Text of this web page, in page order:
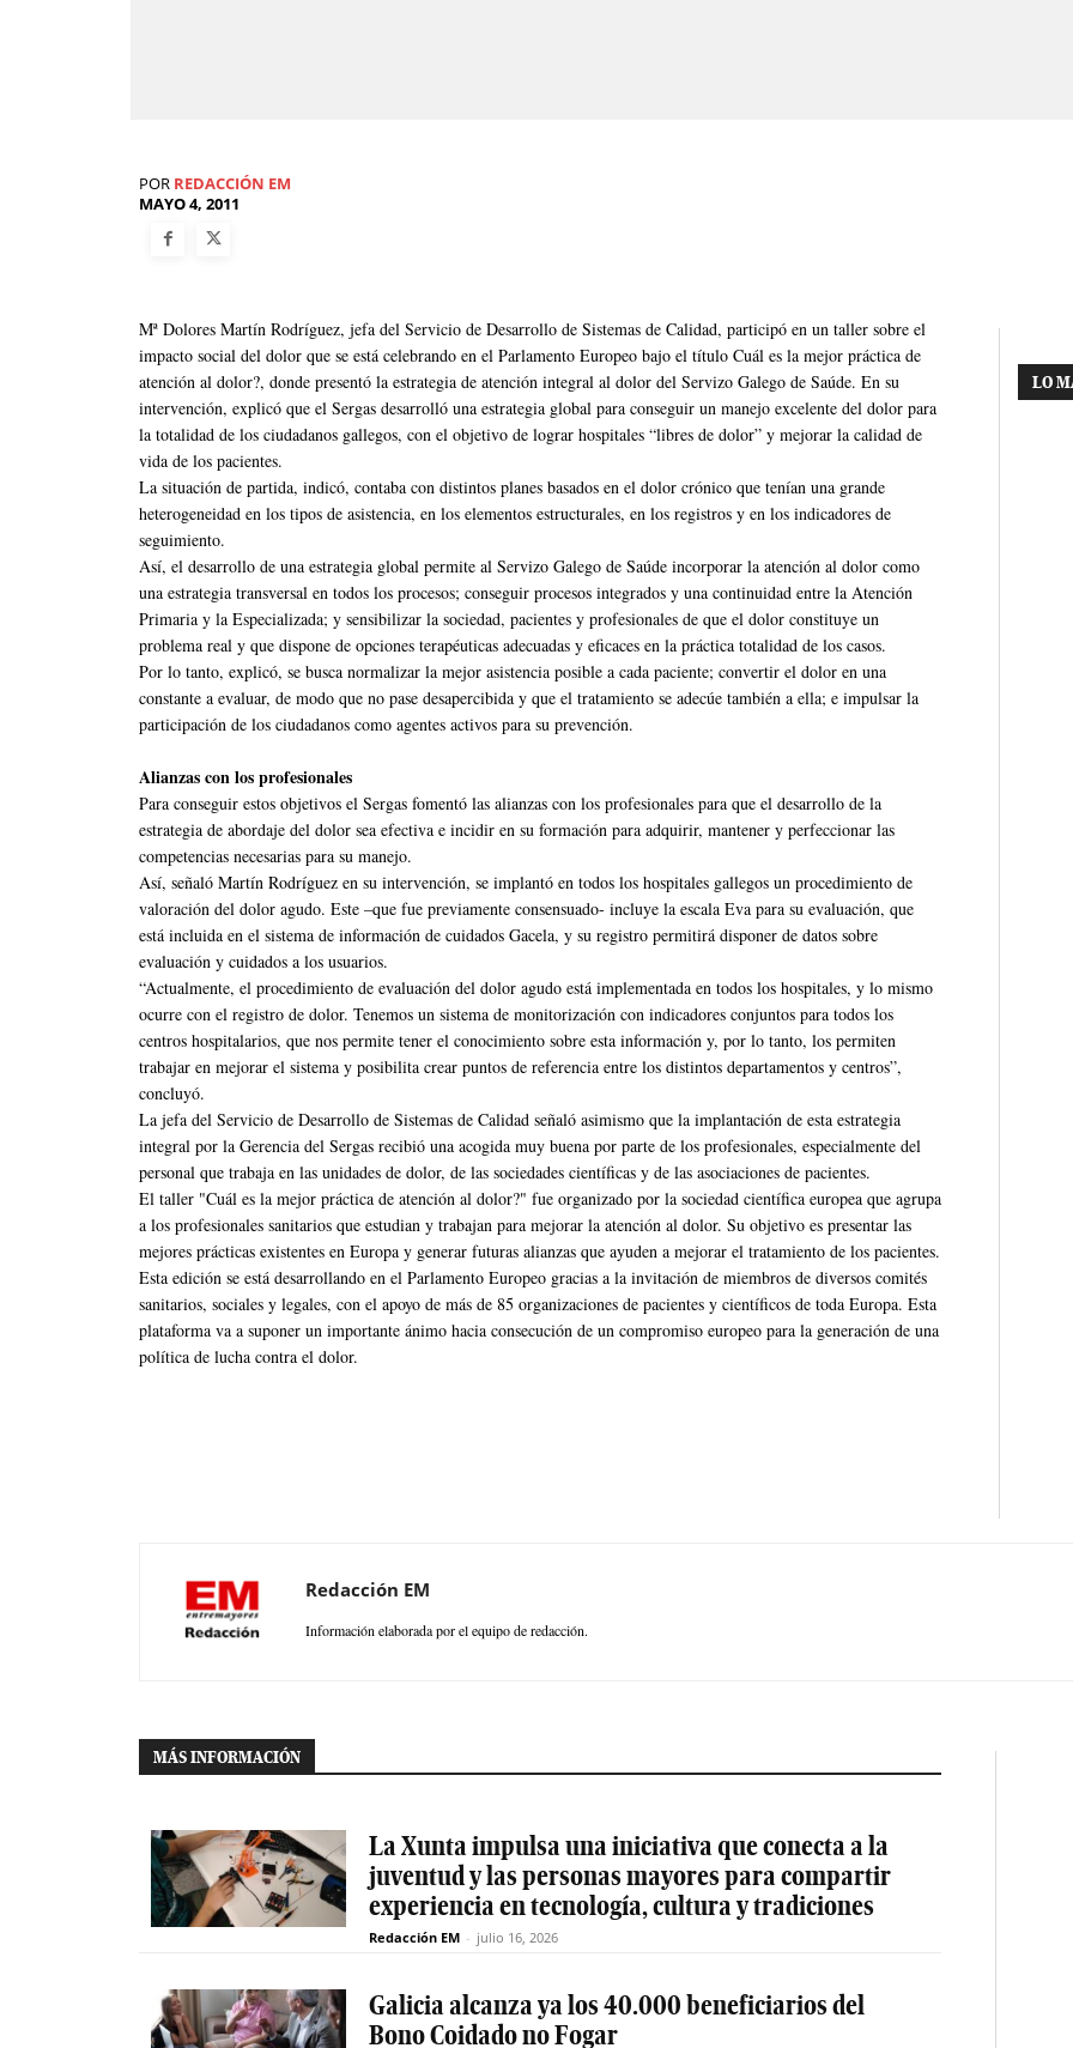
POR REDACCIÓN EM
MAYO 4, 2011
Mª Dolores Martín Rodríguez, jefa del Servicio de Desarrollo de Sistemas de Calidad, participó en un taller sobre el
impacto social del dolor que se está celebrando en el Parlamento Europeo bajo el título Cuál es la mejor práctica de
atención al dolor?, donde presentó la estrategia de atención integral al dolor del Servizo Galego de Saúde. En su
intervención, explicó que el Sergas desarrolló una estrategia global para conseguir un manejo excelente del dolor para
la totalidad de los ciudadanos gallegos, con el objetivo de lograr hospitales “libres de dolor” y mejorar la calidad de
vida de los pacientes.
La situación de partida, indicó, contaba con distintos planes basados en el dolor crónico que tenían una grande
heterogeneidad en los tipos de asistencia, en los elementos estructurales, en los registros y en los indicadores de
seguimiento.
Así, el desarrollo de una estrategia global permite al Servizo Galego de Saúde incorporar la atención al dolor como
una estrategia transversal en todos los procesos; conseguir procesos integrados y una continuidad entre la Atención
Primaria y la Especializada; y sensibilizar la sociedad, pacientes y profesionales de que el dolor constituye un
problema real y que dispone de opciones terapéuticas adecuadas y eficaces en la práctica totalidad de los casos.
Por lo tanto, explicó, se busca normalizar la mejor asistencia posible a cada paciente; convertir el dolor en una
constante a evaluar, de modo que no pase desapercibida y que el tratamiento se adecúe también a ella; e impulsar la
participación de los ciudadanos como agentes activos para su prevención.
Alianzas con los profesionales
Para conseguir estos objetivos el Sergas fomentó las alianzas con los profesionales para que el desarrollo de la
estrategia de abordaje del dolor sea efectiva e incidir en su formación para adquirir, mantener y perfeccionar las
competencias necesarias para su manejo.
Así, señaló Martín Rodríguez en su intervención, se implantó en todos los hospitales gallegos un procedimiento de
valoración del dolor agudo. Este –que fue previamente consensuado- incluye la escala Eva para su evaluación, que
está incluida en el sistema de información de cuidados Gacela, y su registro permitirá disponer de datos sobre
evaluación y cuidados a los usuarios.
“Actualmente, el procedimiento de evaluación del dolor agudo está implementada en todos los hospitales, y lo mismo
ocurre con el registro de dolor. Tenemos un sistema de monitorización con indicadores conjuntos para todos los
centros hospitalarios, que nos permite tener el conocimiento sobre esta información y, por lo tanto, los permiten
trabajar en mejorar el sistema y posibilita crear puntos de referencia entre los distintos departamentos y centros”,
concluyó.
La jefa del Servicio de Desarrollo de Sistemas de Calidad señaló asimismo que la implantación de esta estrategia
integral por la Gerencia del Sergas recibió una acogida muy buena por parte de los profesionales, especialmente del
personal que trabaja en las unidades de dolor, de las sociedades científicas y de las asociaciones de pacientes.
El taller "Cuál es la mejor práctica de atención al dolor?" fue organizado por la sociedad científica europea que agrupa
a los profesionales sanitarios que estudian y trabajan para mejorar la atención al dolor. Su objetivo es presentar las
mejores prácticas existentes en Europa y generar futuras alianzas que ayuden a mejorar el tratamiento de los pacientes.
Esta edición se está desarrollando en el Parlamento Europeo gracias a la invitación de miembros de diversos comités
sanitarios, sociales y legales, con el apoyo de más de 85 organizaciones de pacientes y científicos de toda Europa. Esta
plataforma va a suponer un importante ánimo hacia consecución de un compromiso europeo para la generación de una
política de lucha contra el dolor.
LO
Redacción EM
Información elaborada por el equipo de redacción.
MÁS INFORMACIÓN
La Xunta impulsa una iniciativa que conecta a la
juventud y las personas mayores para compartir
experiencia en tecnología, cultura y tradiciones
Redacción EM - julio 16, 2026
Galicia alcanza ya los 40.000 beneficiarios del
Bono Coidado no Fogar